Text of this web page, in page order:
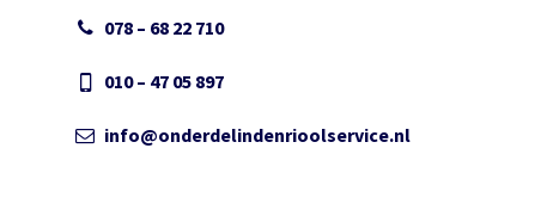
078 – 68 22 710
010 – 47 05 897
info@onderdelindenrioolservice.nl